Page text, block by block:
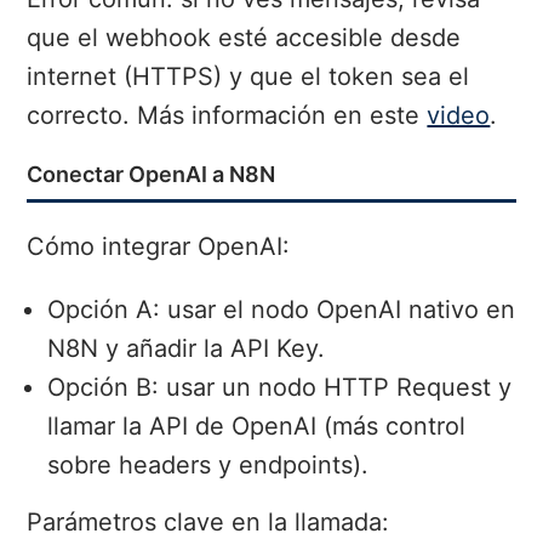
que el webhook esté accesible desde
internet (HTTPS) y que el token sea el
correcto. Más información en estevideo.
Conectar OpenAI a N8N
Cómo integrar OpenAI:
Opción A: usar el nodo OpenAI nativo en
N8N y añadir la API Key.
Opción B: usar un nodo HTTP Request y
llamar la API de OpenAI (más control
sobre headers y endpoints).
Parámetros clave en la llamada: